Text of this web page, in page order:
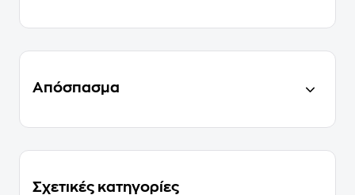
Απόσπασμα
Σχετικές κατηγορίες